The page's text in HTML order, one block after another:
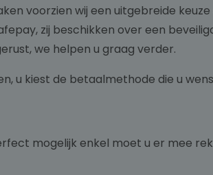
voorzien wij een uitgebreide
zij beschikken over een
we helpen u graag verder.
u kiest de betaalmethode die u
mogelijk enkel moet u er mee